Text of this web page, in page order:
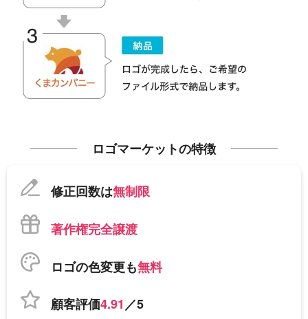
ロゴマーケットの特徴
修正回数は無制限
著作権完全譲渡
ロゴの色変更も無料
顧客評価4.91／5